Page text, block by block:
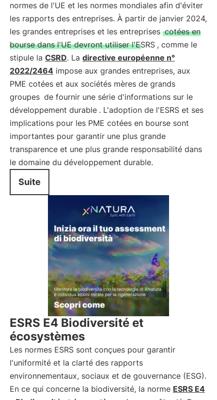
normes de l'UE et les normes mondiales afin d'éviter
les rapports des entreprises. À partir de janvier 2024,
les grandes entreprises et les entreprises cotées en
bourse dans l'UE devront utiliser l'ESRS , comme le
stipule la CSRD. La directive européenne n°
2022/2464 impose aux grandes entreprises, aux
PME cotées et aux sociétés mères de grands
groupes de fournir une série d'informations sur le
développement durable . L'adoption de l'ESRS et ses
implications pour les PME cotées en bourse sont
importantes pour garantir une plus grande
transparence et une plus grande responsabilité dans
le domaine du développement durable.
Suite
ESRS E4 Biodiversité et
écosystèmes
Les normes ESRS sont conçues pour garantir
l'uniformité et la clarté des rapports
environnementaux, sociaux et de gouvernance (ESG).
En ce qui concerne la biodiversité, la norme ESRS E4